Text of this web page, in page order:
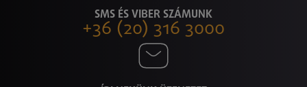
SMS ÉS VIBER SZÁMUNK
+36 (20) 316 3000